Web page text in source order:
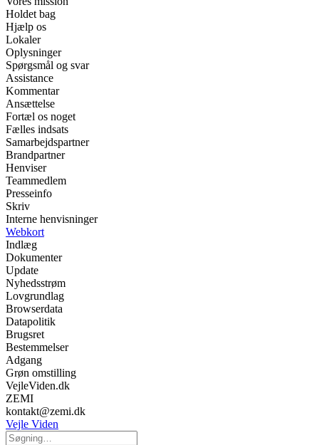
Holdet bag
Hjælp os
Lokaler
Oplysninger
Spørgsmål og svar
Assistance
Kommentar
Ansættelse
Fortæl os noget
Fælles indsats
Samarbejdspartner
Brandpartner
Henviser
Teammedlem
Presseinfo
Skriv
Interne henvisninger
Webkort
Indlæg
Dokumenter
Update
Nyhedsstrøm
Lovgrundlag
Browserdata
Datapolitik
Brugsret
Bestemmelser
Adgang
Grøn omstilling
VejleViden.dk
ZEMI
kontakt@zemi.dk
Vejle Viden